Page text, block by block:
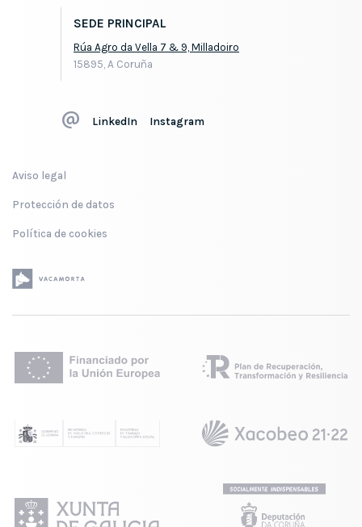
SEDE PRINCIPAL
Rúa Agro da Vella 7 & 9, Milladoiro
15895, A Coruña
LinkedIn Instagram
Aviso legal
Protección de datos
Política de cookies